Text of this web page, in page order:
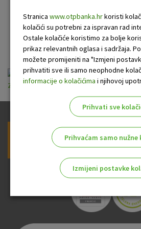
prigovora/
Informacije o prikupljanju
za podnošenje prigovora reklamacije
Prijava na newsletter OTP banke
Stranica www.otpbanka.hrkoristi
kolačići su potrebni za ispravan rad
Ostale kolačiće koristimo za bolje
prikaz relevantnih oglasa i sadržaja.
možete promijeniti na "Izmjeni
prihvatiti sve ili samo neophodne
informacije o kolačićima i njihovoj
Prihvati sve
Prihvaćam samo nužne
Izmijeni postavke